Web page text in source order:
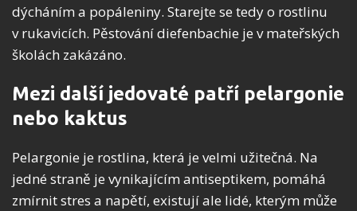
dýcháním a popáleniny. Starejte se tedy o rostlinu
v rukavicích. Pěstování diefenbachie je v mateřských
školách zakázáno.
Mezi další jedovaté patří pelargonie
nebo kaktus
Pelargonie je rostlina, která je velmi užitečná. Na
jedné straně je vynikajícím antiseptikem, pomáhá
zmírnit stres a napětí, existují ale lidé, kterým může